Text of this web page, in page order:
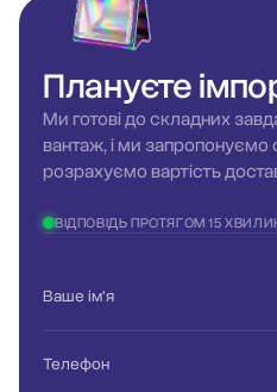
Плануєте
Ми готові до складних
вантаж, і ми
розрахуємо вартість
ВІДПОВІДЬ ПРОТЯГОМ 15
Ваше ім'я
Телефон